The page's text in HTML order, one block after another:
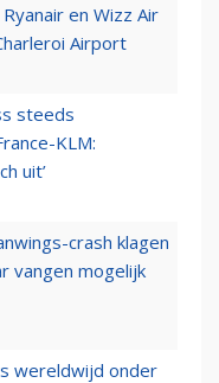
en Wizz Air
Airport
steeds
KLM:
uit’
crash klagen
vangen mogelijk
wereldwijd onder